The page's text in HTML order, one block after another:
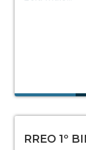
RREO 1º